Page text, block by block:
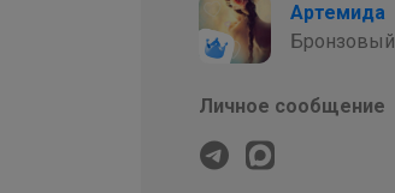
Артемида
Бронзовый
Личное сообщение